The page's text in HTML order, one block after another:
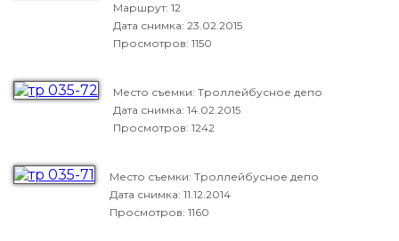
Маршрут: 12
Дата снимка: 23.02.2015
Просмотров: 1150
Место съемки: Троллейбусное депо
Дата снимка: 14.02.2015
Просмотров: 1242
Место съемки: Троллейбусное депо
Дата снимка: 11.12.2014
Просмотров: 1160